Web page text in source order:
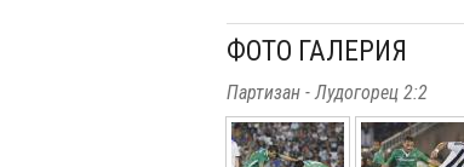
ФОТО ГАЛЕРИЯ
Партизан - Лудогорец 2:2